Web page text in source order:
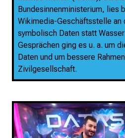
Bundesinnenministerium, lies
Wikimedia-Geschäftsstelle an
symbolisch Daten statt
Gesprächen ging es u. a. um
Daten und um bessere
Zivilgesellschaft.